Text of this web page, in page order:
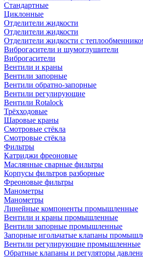
Стандартные
Циклонные
Отделители жидкости
Отделители жидкости
Отделители жидкости с
Виброгасители и шумоглушители
Виброгасители
Вентили и краны
Вентили запорные
Вентили обратно-запорные
Вентили регулирующие
Вентили Rotalock
Трёхходовые
Шаровые краны
Смотровые стёкла
Смотровые стёкла
Фильтры
Катриджи фреоновые
Маслянные сварные фильтры
Корпусы фильтров разборные
Фреоновые фильтры
Манометры
Манометры
Линейные компоненты промышленные
Вентили и краны промышленные
Вентили запорные промышленные
Запорные игольчатые клапаны
Вентили регулирующие промышленные
Обратные клапаны и регуляторы